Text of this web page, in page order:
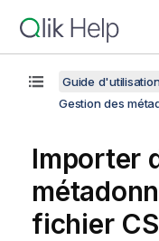
Guide
Gestion des
Importer
fichier